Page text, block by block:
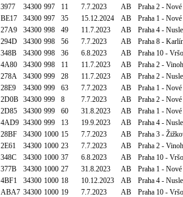
3977 34300 997 11 7.7.2023 AB
Praha 2 -
BE17 34300 997 35 15.12.2024 AB
Praha 1 -
27A9 34300 998 49 11.7.2023 AB
Praha 4 -
294D 34300 998 56 7.7.2023 AB
Praha 8 -
348B 34300 998 36 6.8.2023 AB
Praha 10 -
4A80 34300 998 11 11.7.2023 AB
Praha 2 -
278A 34300 999 28 11.7.2023 AB
Praha 2 -
28E9 34300 999 63 7.7.2023 AB
Praha 1 -
2D0B 34300 999 8 7.7.2023 AB
Praha 2 -
2D85 34300 999 60 31.8.2023 AB
Praha 1 -
4AD9 34300 999 13 19.9.2023 AB
Praha 4 -
28BF 34300 1000 15 7.7.2023 AB
Praha 3 -
2E61 34300 1000 23 7.7.2023 AB
Praha 2 -
348C 34300 1000 37 6.8.2023 AB
Praha 10 -
377B 34300 1000 27 31.8.2023 AB
Praha 1 -
4BF1 34300 1000 18 10.12.2023 AB
Praha 4 -
ABA7 34300 1000 19 7.7.2023 AB
Praha 10 -